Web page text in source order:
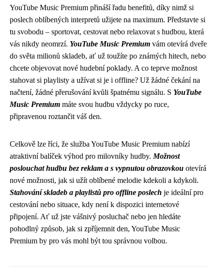
YouTube Music Premium přináší řadu benefitů, díky nimž si
poslech oblíbených interpretů užijete na maximum. Představte si
tu svobodu – sportovat, cestovat nebo relaxovat s hudbou, která
vás nikdy neomrzí. YouTube Music Premium vám otevírá dveře
do světa milionů skladeb, ať už toužíte po známých hitech, nebo
chcete objevovat nové hudební poklady. A co teprve možnost
stahovat si playlisty a užívat si je i offline? Už žádné čekání na
načtení, žádné přerušování kvůli špatnému signálu. S YouTube
Music Premium máte svou hudbu vždycky po ruce,
připravenou roztančit váš den.
Celkově lze říci, že služba YouTube Music Premium nabízí
atraktivní balíček výhod pro milovníky hudby. Možnost
poslouchat hudbu bez reklam a s vypnutou obrazovkou otevírá
nové možnosti, jak si užít oblíbené melodie kdekoli a kdykoli.
Stahování skladeb a playlistů pro offline poslech je ideální pro
cestování nebo situace, kdy není k dispozici internetové
připojení. Ať už jste vášnivý posluchač nebo jen hledáte
pohodlný způsob, jak si zpříjemnit den, YouTube Music
Premium by pro vás mohl být tou správnou volbou.